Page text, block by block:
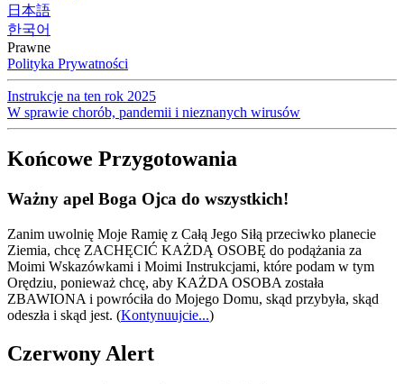
日本語
한국어
Prawne
Polityka Prywatności
Instrukcje na ten rok 2025
W sprawie chorób, pandemii i nieznanych wirusów
Końcowe Przygotowania
Ważny apel Boga Ojca do wszystkich!
Zanim uwolnię Moje Ramię z Całą Jego Siłą przeciwko planecie
Ziemia, chcę ZACHĘCIĆ KAŻDĄ OSOBĘ do podążania za
Moimi Wskazówkami i Moimi Instrukcjami, które podam w tym
Orędziu, ponieważ chcę, aby KAŻDA OSOBA została
ZBAWIONA i powróciła do Mojego Domu, skąd przybyła, skąd
odeszła i skąd jest. (Kontynuujcie...)
Czerwony Alert